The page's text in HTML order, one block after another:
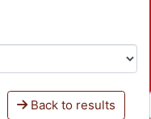
Back to results